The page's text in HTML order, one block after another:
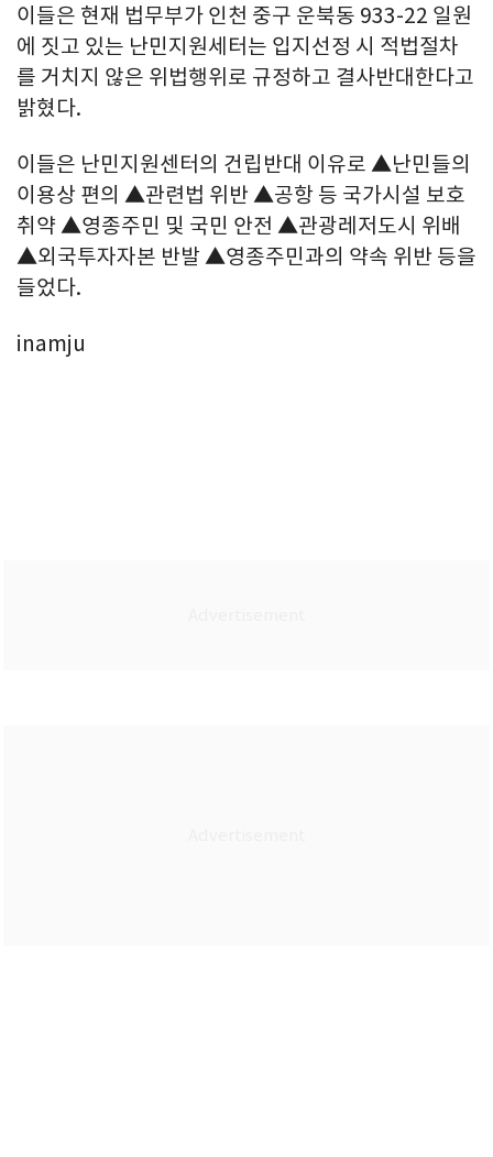
이들은 현재 법무부가 인천 중구 운북동 933-22 일원
에 짓고 있는 난민지원세터는 입지선정 시 적법절차
를 거치지 않은 위법행위로 규정하고 결사반대한다고
밝혔다.
이들은 난민지원센터의 건립반대 이유로 ▲난민들의
이용상 편의 ▲관련법 위반 ▲공항 등 국가시설 보호
취약 ▲영종주민 및 국민 안전 ▲관광레저도시 위배
▲외국투자자본 반발 ▲영종주민과의 약속 위반 등을
들었다.
inamju